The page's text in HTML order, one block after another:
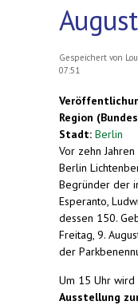
Gespeichert von
07:51
Region
Stadt: Berlin
Vor zehn
Berlin
Begründer der
Esperanto,
dessen 150.
Freitag, 9.
der
Um 15 Uhr wird
Ausstellung